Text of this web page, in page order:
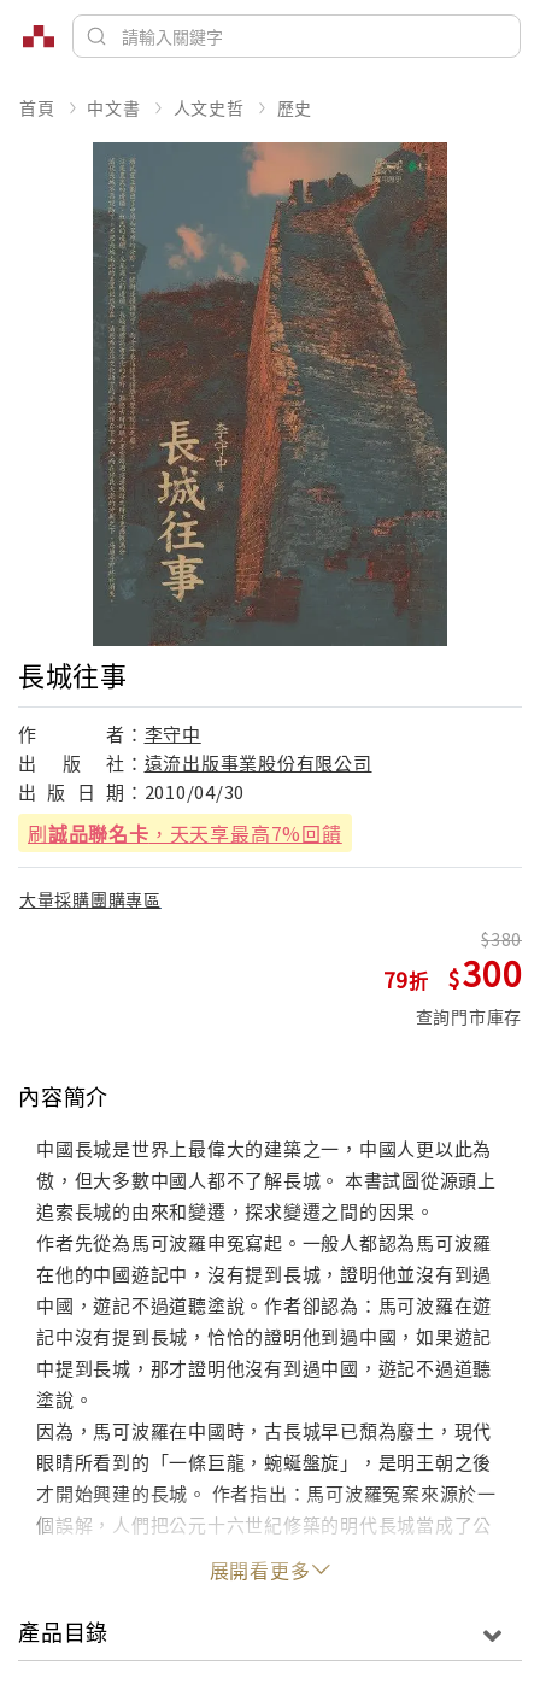
首頁 中文書 人文史哲 歷史
長城往事
作 者： 李守中
出
版 社： 遠流出版事業股份有限公司
出 版 日 期： 2010/04/30
刷誠品聯名卡 ，天天享最高7%回饋
大量採購團購專區
79
380
300
查詢門市庫存
內容簡介
中國長城是世界上最偉大的建築之一，中國人更以此為
傲，但大多數中國人都不了解長城。 本書試圖從源頭上
追索長城的由來和變遷，探求變遷之間的因果。
作者先從為馬可波羅申冤寫起。一般人都認為馬可波羅
在他的中國遊記中，沒有提到長城，證明他並沒有到過
中國，遊記不過道聽塗說。作者卻認為：馬可波羅在遊
記中沒有提到長城，恰恰的證明他到過中國，如果遊記
中提到長城，那才證明他沒有到過中國，遊記不過道聽
塗說。
因為，馬可波羅在中國時，古長城早已頹為廢土，現代
眼睛所看到的「一條巨龍，蜿蜒盤旋」，是明王朝之後
才開始興建的長城。 作者指出：馬可波羅冤案來源於一
個誤解，人們把公元十六世紀修築的明代長城當成了公
元前二世紀的秦始皇長城。 這個誤解的來源是一個流傳
只是，這是一個傳奇而不是歷史，但是卻被當成了歷
史。所以－－秦始皇並非首築長城的君王，也並非最後
展開看更多
產品目錄